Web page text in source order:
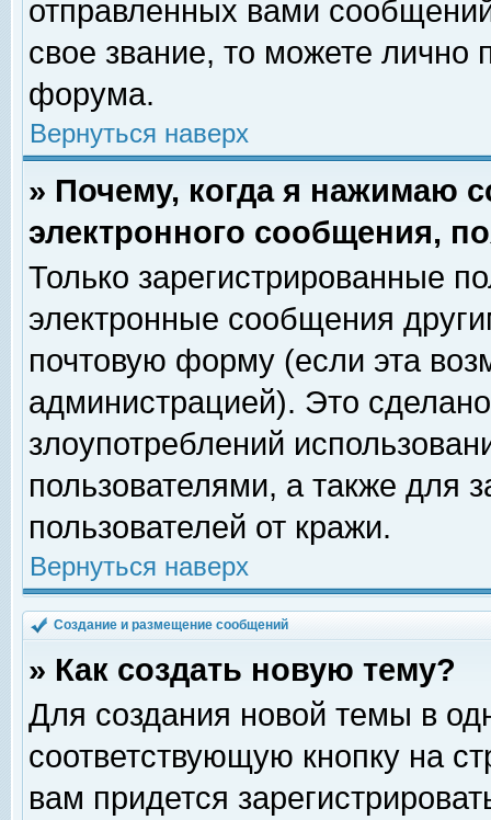
отправленных вами
свое звание, то можете лично
форума.
Вернуться наверх
» Почему, когда я нажимаю
электронного сообщения,
Только зарегистрированные
электронные сообщения
почтовую форму (если эта
администрацией). Это
злоупотреблений
пользователями, а также для
пользователей от кражи.
Вернуться наверх
Создание и размещение сообщений
» Как создать новую тему?
Для создания новой темы в
соответствующую кнопку на
вам придется